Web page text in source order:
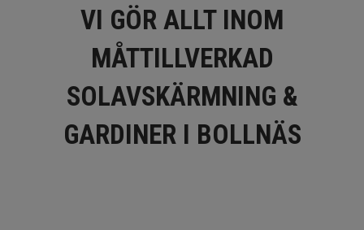
VI GÖR ALLT INOM
MÅTTILLVERKAD
SOLAVSKÄRMNING &
GARDINER I BOLLNÄS